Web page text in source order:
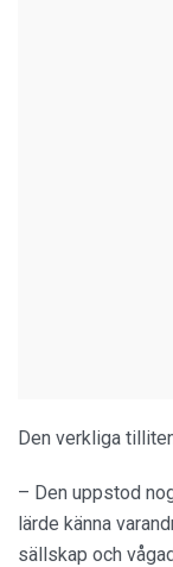
Den verkliga
– Den uppstod
lärde känna
sällskap och